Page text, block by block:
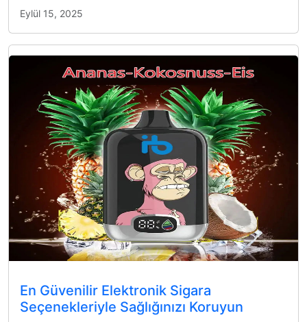
Eylül 15, 2025
En Güvenilir Elektronik Sigara
Seçenekleriyle Sağlığınızı Koruyun